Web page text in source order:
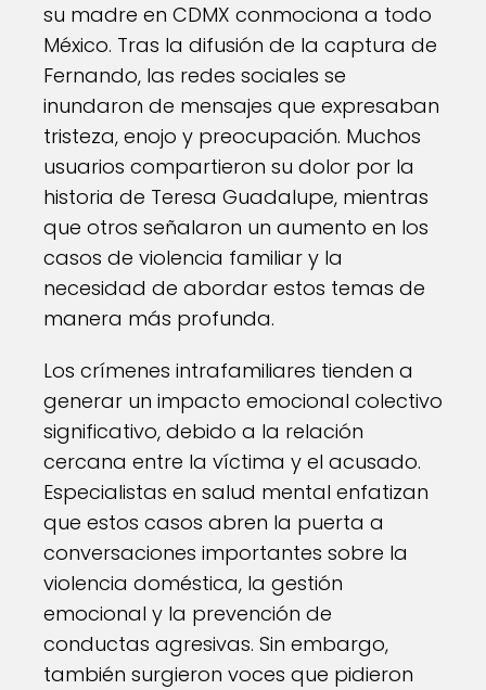
su madre en CDMX conmociona a todo
México. Tras la difusión de la captura de
Fernando, las redes sociales se
inundaron de mensajes que expresaban
tristeza, enojo y preocupación. Muchos
usuarios compartieron su dolor por la
historia de Teresa Guadalupe, mientras
que otros señalaron un aumento en los
casos de violencia familiar y la
necesidad de abordar estos temas de
manera más profunda.
Los crímenes intrafamiliares tienden a
generar un impacto emocional colectivo
significativo, debido a la relación
cercana entre la víctima y el acusado.
Especialistas en salud mental enfatizan
que estos casos abren la puerta a
conversaciones importantes sobre la
violencia doméstica, la gestión
emocional y la prevención de
conductas agresivas. Sin embargo,
también surgieron voces que pidieron